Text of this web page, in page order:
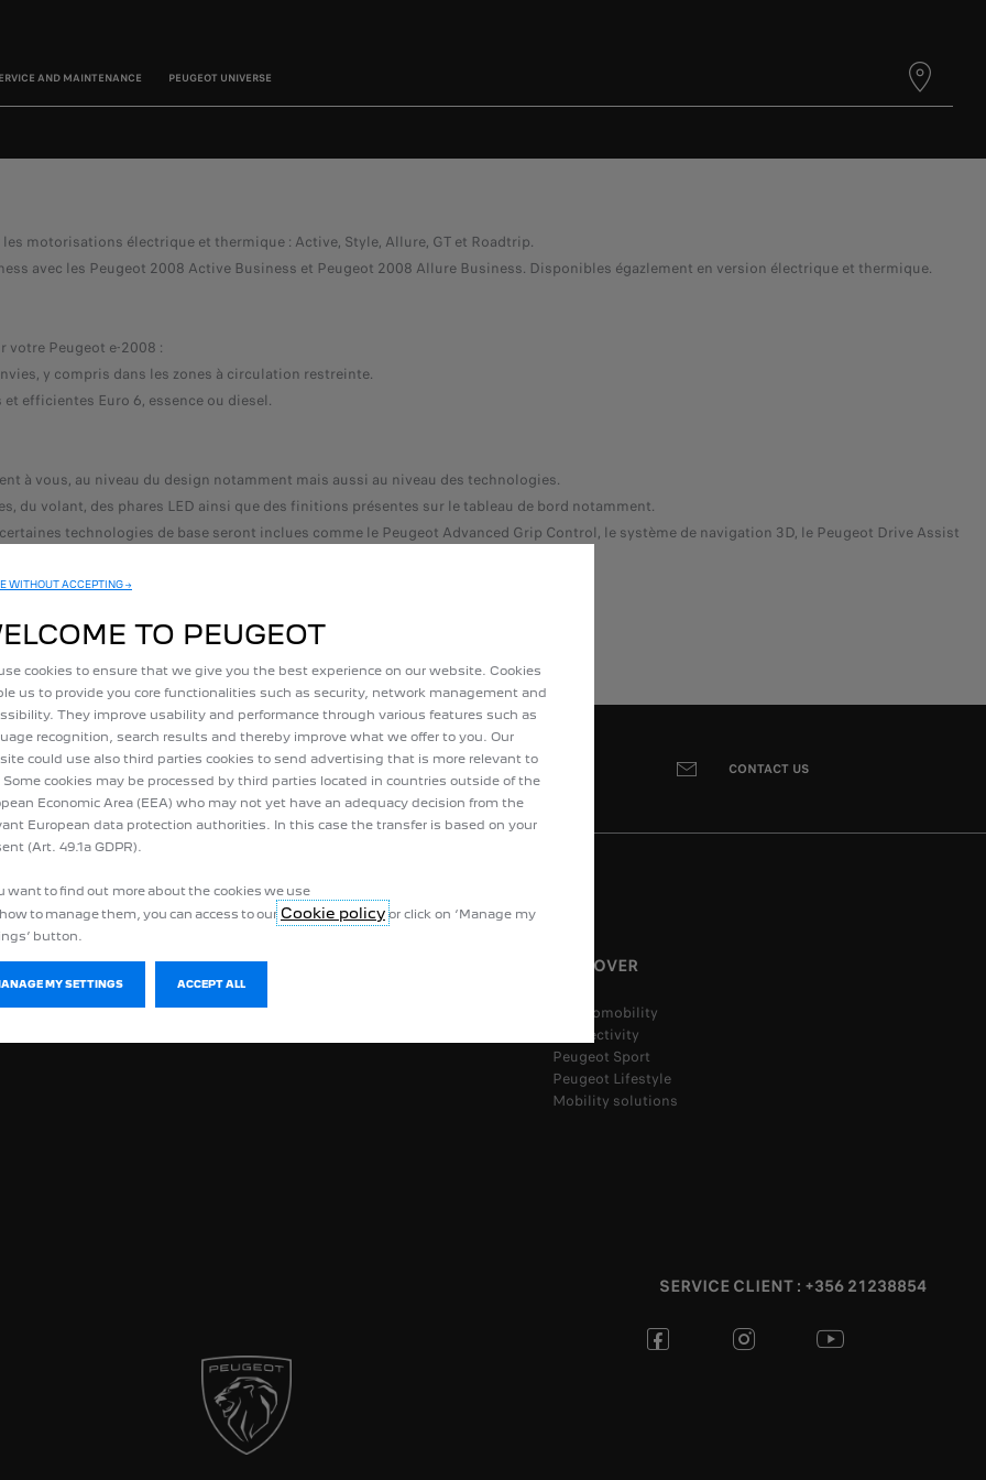
AND MAINTENANCE PEUGEOT UNIVERSE
motorisations électrique et thermique : Active, Style, Allure, GT et Roadtrip.
avec les Peugeot 2008 Active Business et Peugeot 2008 Allure Business. Disponibles égazlement en version électrique et thermique.
Peugeot e-2008 :
y compris dans les zones à circulation restreinte.
efficientes Euro 6, essence ou diesel.
à vous, au niveau du design notamment mais aussi au niveau des technologies.
du volant, des phares LED ainsi que des finitions présentes sur le tableau de bord notamment.
technologies de base seront inclues comme le Peugeot Advanced Grip Control, le système de navigation 3D, le Peugeot Drive Assist
une longueur de 4500 mm et une hauteur de 1430mm.
BOOK A TEST DRIVE CONTACT US
DISCOVER
Electromobility
Connectivity
Peugeot Sport
Peugeot Lifestyle
Mobility solutions
SERVICE CLIENT : +356 21238854
WITHOUT ACCEPTING →
TO PEUGEOT
cookies to ensure that we give you the best experience on our website. Cookies
us to provide you core functionalities such as security, network management and
They improve usability and performance through various features such as
recognition, search results and thereby improve what we offer to you. Our
could use also third parties cookies to send advertising that is more relevant to
Some cookies may be processed by third parties located in countries outside of the
Economic Area (EEA) who may not yet have an adequacy decision from the
European data protection authorities. In this case the transfer is based on your
(Art. 49.1a GDPR).
want to find out more about the cookies we use
to manage them, you can access to our Cookie policy or click on ‘Manage my
button.
MANAGE MY SETTINGS ACCEPT ALL